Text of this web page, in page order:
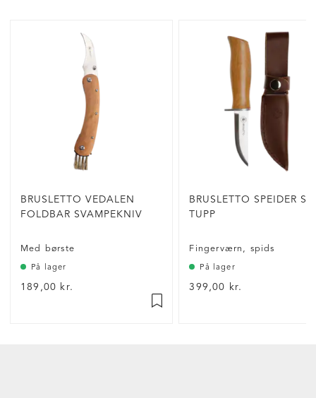
BRUSLETTO VEDALEN
FOLDBAR SVAMPEKNIV
Med børste
På lager
189,00 kr.
BRUSLETTO SPEIDER
TUPP
Fingerværn, spids
På lager
399,00 kr.